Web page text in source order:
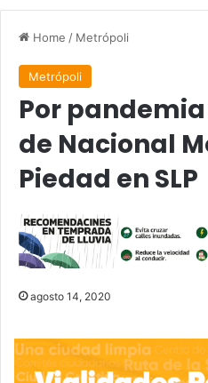
Home / Metrópoli
Metrópoli
Por
de Nacional
Piedad en SLP
agosto 14, 2020